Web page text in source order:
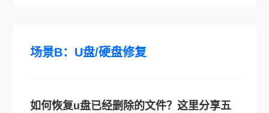
存也会写盘）。
场景B：U盘/硬盘修复
如何恢复u盘已经删除的文件？这里分享五